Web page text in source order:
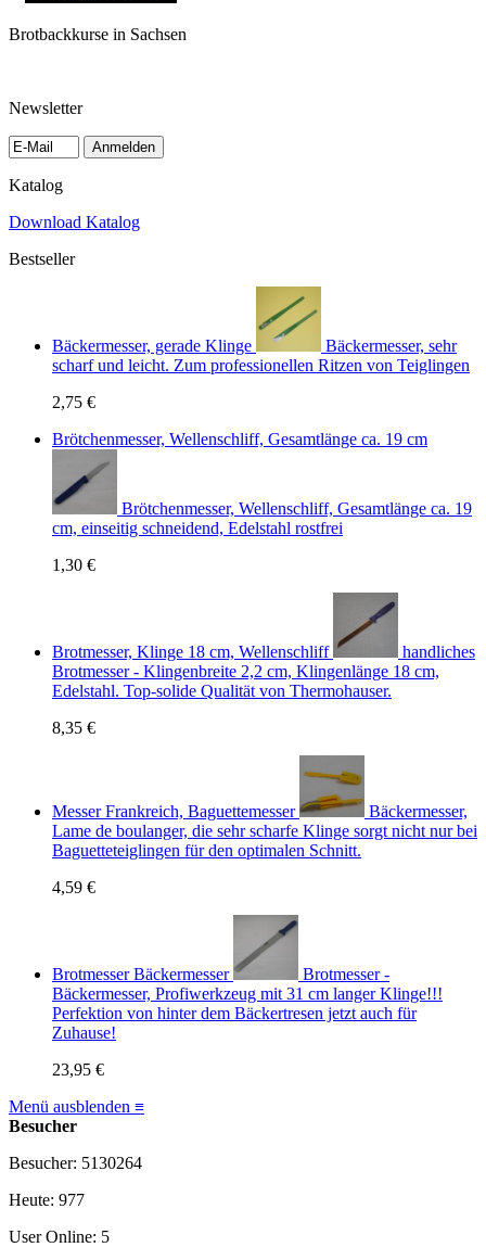
Brotbackkurse in Sachsen
Newsletter
Anmelden
Katalog
Download Katalog
Bestseller
Bäckermesser, gerade Klinge
Bäckermesser, sehr
scharf und leicht. Zum professionellen Ritzen von Teiglingen
2,75 €
Brötchenmesser, Wellenschliff, Gesamtlänge ca. 19 cm
Brötchenmesser, Wellenschliff, Gesamtlänge ca. 19
cm, einseitig schneidend, Edelstahl rostfrei
1,30 €
Brotmesser, Klinge 18 cm, Wellenschliff
handliches
Brotmesser - Klingenbreite 2,2 cm, Klingenlänge 18 cm,
Edelstahl. Top-solide Qualität von Thermohauser.
8,35 €
Messer Frankreich, Baguettemesser
Bäckermesser,
Lame de boulanger, die sehr scharfe Klinge sorgt nicht nur bei
Baguetteteiglingen für den optimalen Schnitt.
4,59 €
Brotmesser Bäckermesser
Brotmesser -
Bäckermesser, Profiwerkzeug mit 31 cm langer Klinge!!!
Perfektion von hinter dem Bäckertresen jetzt auch für
Zuhause!
23,95 €
Menü ausblenden ≡
Besucher
Besucher: 5130264
Heute: 977
User Online: 5